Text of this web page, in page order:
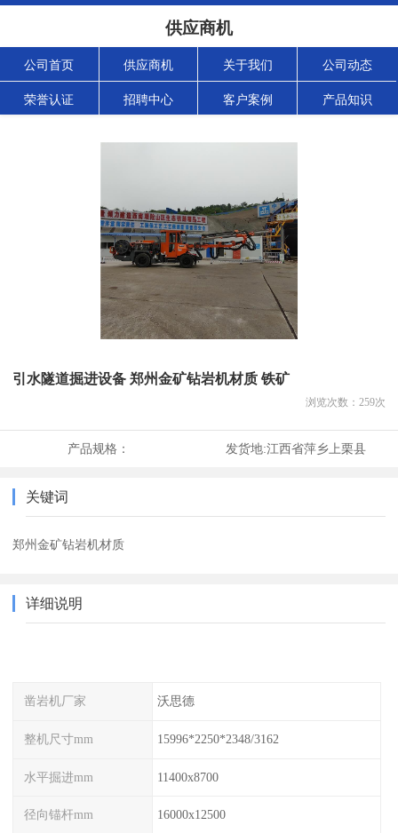
供应商机
公司首页 供应商机 关于我们 公司动态
荣誉认证 招聘中心 客户案例 产品知识
引水隧道掘进设备 郑州金矿钻岩机材质 铁矿
浏览次数： 259次
产品规格： 发货地:江西省萍乡上栗县
关键词
郑州金矿钻岩机材质
详细说明
凿岩机厂家 沃思德
整机尺寸mm 15996*2250*2348/3162
水平掘进mm 11400x8700
径向锚杆mm 16000x12500